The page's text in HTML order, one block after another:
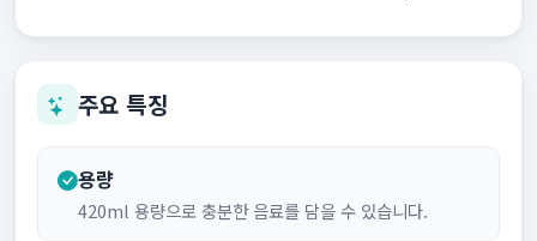
주요 특징
용량
420ml 용량으로 충분한 음료를 담을 수 있습니다.